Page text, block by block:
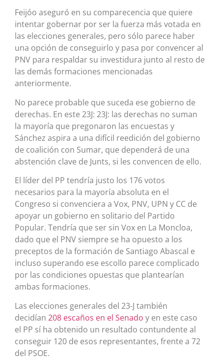
Feijóo aseguró en su comparecencia que quiere
intentar gobernar por ser la fuerza más votada en
las elecciones generales, pero sólo parece haber
una opción de conseguirlo y pasa por convencer al
PNV para respaldar su investidura junto al resto de
las demás formaciones mencionadas
anteriormente.
No parece probable que suceda ese gobierno de
derechas. En este 23J: 23J: las derechas no suman
la mayoría que pregonaron las encuestas y
Sánchez aspira a una difícil reedición del gobierno
de coalición con Sumar, que dependerá de una
abstención clave de Junts, si les convencen de ello.
El líder del PP tendría justo los 176 votos
necesarios para la mayoría absoluta en el
Congreso si convenciera a Vox, PNV, UPN y CC de
apoyar un gobierno en solitario del Partido
Popular. Tendría que ser sin Vox en La Moncloa,
dado que el PNV siempre se ha opuesto a los
preceptos de la formación de Santiago Abascal e
incluso superando ese escollo parece complicado
por las condiciones opuestas que plantearían
ambas formaciones.
Las elecciones generales del 23-J también
decidían 208 escaños en el Senado y en este caso
el PP sí ha obtenido un resultado contundente al
conseguir 120 de esos representantes, frente a 72
del PSOE.